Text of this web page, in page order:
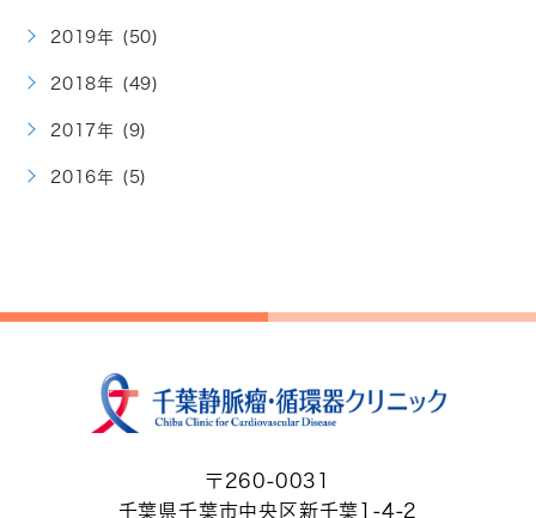
2019年 (50)
2018年 (49)
2017年 (9)
2016年 (5)
〒260-0031
千葉県千葉市中央区新千葉1-4-2